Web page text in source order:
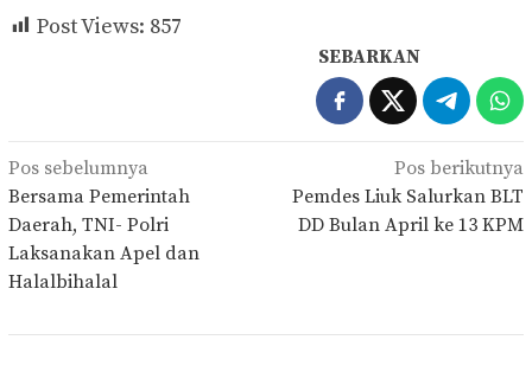
Post Views: 857
SEBARKAN
Navigasi
pos
Pos sebelumnya
Bersama Pemerintah
Daerah, TNI- Polri
Laksanakan Apel dan
Halalbihalal
Pos berikutnya
Pemdes Liuk Salurkan BLT
DD Bulan April ke 13 KPM